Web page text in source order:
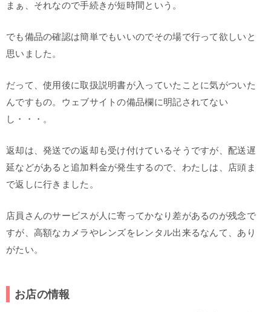
まぁ、それなので手続きが短時間という。
でも備品の確認は簡単でもいいのでその場で行って欲しいと
思いました。
だって、使用後に取扱説明書が入っていたことに気がついた
んですもの。ウェブサイトの備品欄に明記されてない
し・・・。
返却は、発送での返却も受け付けているそうですが、配送遅
延などがあると追加料金が発生するので、わたしは、店頭ま
で返しに行きました。
店員さんのサービスが人に寄ってかなり差があるのが残念で
すが、高額なカメラやレンズをレンタル出来るなんて、あり
がたい。
お店の情報